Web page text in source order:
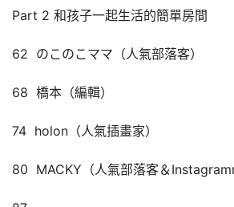
Part 2 和孩子一起生活的簡單房間
62 のこのこママ（人氣部落客）
68 橋本（編輯）
74 holon（人氣插畫家）
80 MACKY（人氣部落客＆